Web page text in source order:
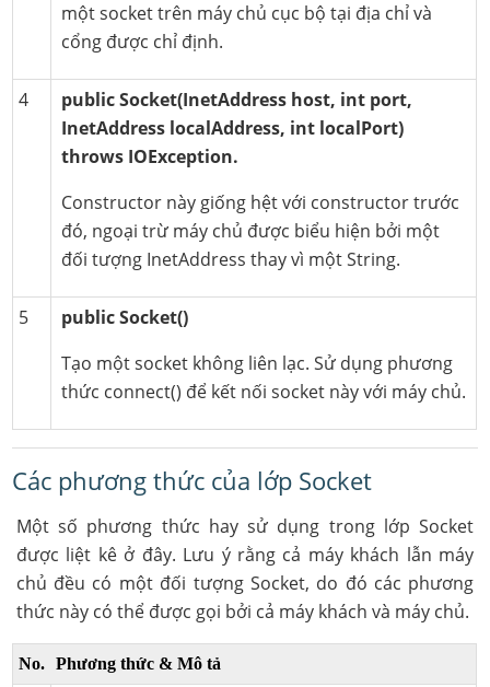
một socket trên máy chủ cục bộ tại địa chỉ và
cổng được chỉ định.
4
public Socket(InetAddress host, int port,
InetAddress localAddress, int localPort)
throws IOException.
Constructor này giống hệt với constructor trước
đó, ngoại trừ máy chủ được biểu hiện bởi một
đối tượng InetAddress thay vì một String.
5
public Socket()
Tạo một socket không liên lạc. Sử dụng phương
thức connect() để kết nối socket này với máy chủ.
Các phương thức của lớp Socket
Một số phương thức hay sử dụng trong lớp Socket
được liệt kê ở đây. Lưu ý rằng cả máy khách lẫn máy
chủ đều có một đối tượng Socket, do đó các phương
thức này có thể được gọi bởi cả máy khách và máy chủ.
No. Phương thức & Mô tả